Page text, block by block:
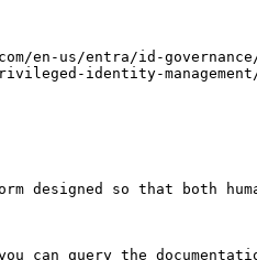
en-us/entra/id-
identity-management/
designed so that both
query the